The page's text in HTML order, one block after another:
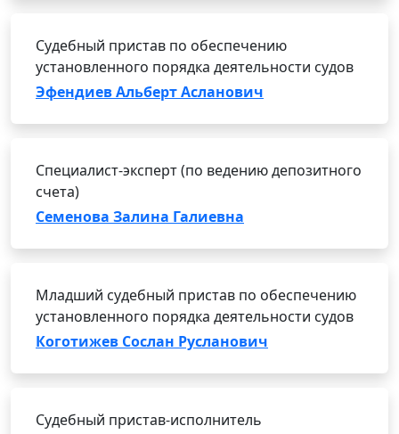
Судебный пристав по обеспечению
установленного порядка деятельности судов
Эфендиев Альберт Асланович
Специалист-эксперт (по ведению депозитного
счета)
Семенова Залина Галиевна
Младший судебный пристав по обеспечению
установленного порядка деятельности судов
Коготижев Сослан Русланович
Судебный пристав-исполнитель